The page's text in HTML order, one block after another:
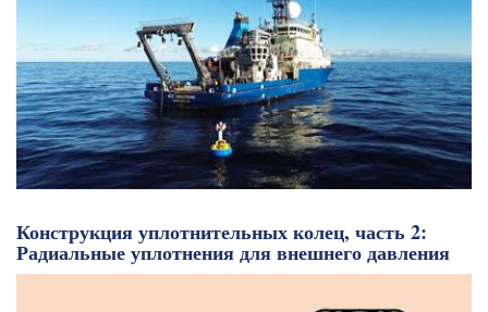
Конструкция уплотнительных колец, часть 2:
Радиальные уплотнения для внешнего давления